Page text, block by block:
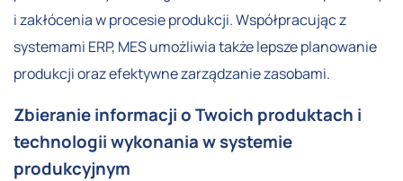
i zakłócenia w procesie produkcji. Współpracując z
systemami ERP, MES umożliwia także lepsze planowanie
produkcji oraz efektywne zarządzanie zasobami.
Zbieranie informacji o Twoich produktach i
technologii wykonania w systemie
produkcyjnym